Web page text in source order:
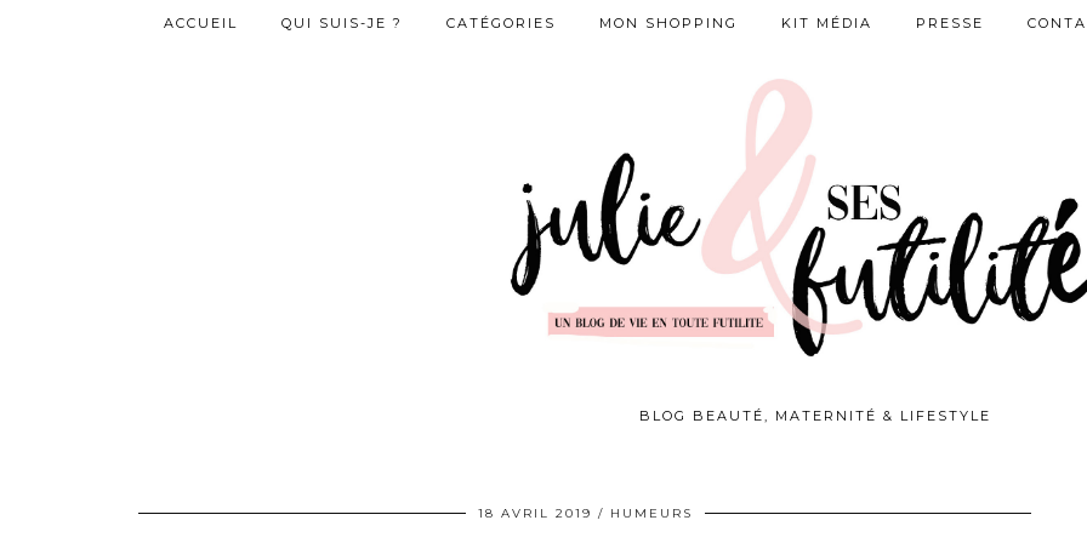
BLOG BEAUTÉ, MATERNITÉ & LIFESTYLE
ACCUEIL QUI SUIS-JE ? CATÉGORIES MON SHOPPING KIT MÉDIA PRESSE
18 AVRIL 2019 HUMEURS